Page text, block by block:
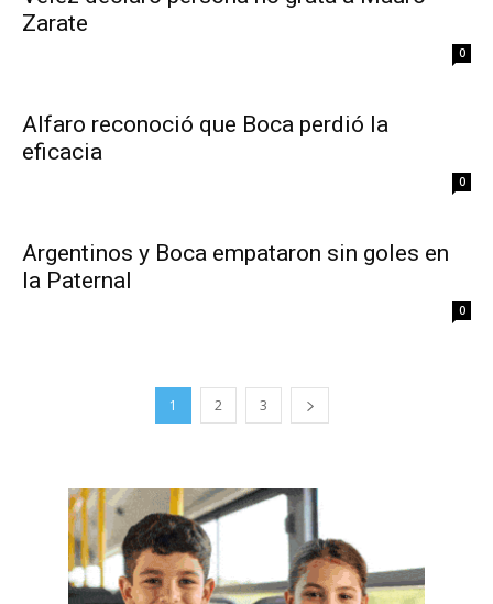
Zarate
0
Alfaro reconoció que Boca perdió la
eficacia
0
Argentinos y Boca empataron sin goles en
la Paternal
0
1 2 3